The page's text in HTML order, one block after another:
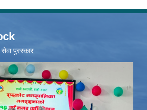
सेवा पुरस्कार